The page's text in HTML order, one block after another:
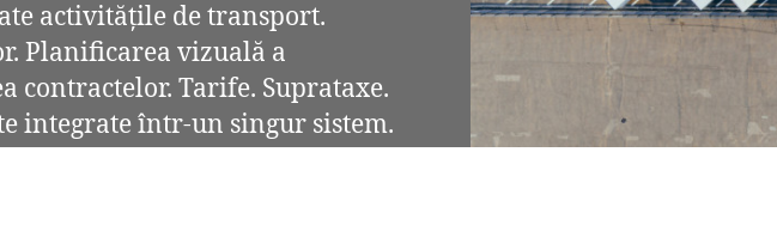
activitățile de transport.
Planificarea vizuală a
contractelor. Tarife. Suprataxe.
integrate într-un singur sistem.